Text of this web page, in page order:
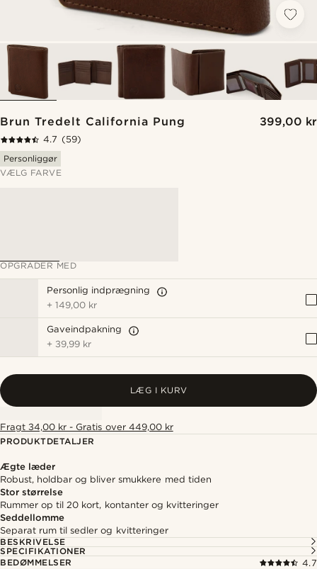
Brun Tredelt California Pung 399,00 kr
4.7 (59)
Personliggør
VÆLG FARVE
OPGRADER MED
Personlig indprægning
+149,00 kr
Gaveindpakning
+ 39,99 kr
LÆG I KURV
Fragt 34,00 kr - Gratis over 449,00 kr
PRODUKTDETALJER
Ægte læder
Robust, holdbar og bliver smukkere med tiden
Stor størrelse
Rummer op til 20 kort, kontanter og kvitteringer
Seddellomme
Separat rum til sedler og kvitteringer
BESKRIVELSE
SPECIFIKATIONER
BEDØMMELSER
4.7